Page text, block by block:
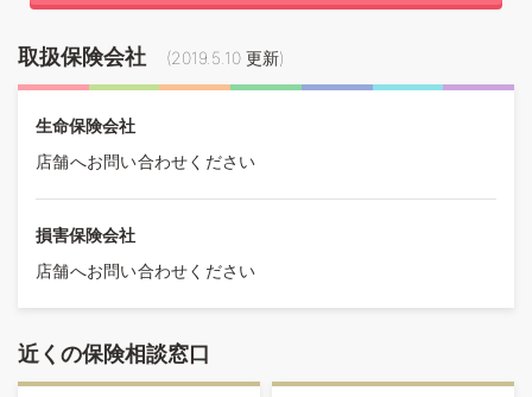
取扱保険会社 (2019.5.10 更新)
生命保険会社
店舗へお問い合わせください
損害保険会社
店舗へお問い合わせください
近くの保険相談窓口